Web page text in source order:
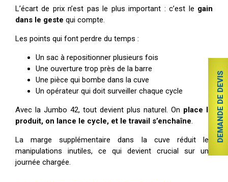
DEMANDE DE DEVIS
L’écart de prix n’est pas le plus important : c’est le gain
dans le geste qui compte.
Les points qui font perdre du temps :
Un sac à repositionner plusieurs fois
Une ouverture trop près de la barre
Une pièce qui bombe dans la cuve
Un opérateur qui doit surveiller chaque cycle
Avec la Jumbo 42, tout devient plus naturel. On place le
produit, on lance le cycle, et le travail s’enchaîne
La marge supplémentaire dans la cuve réduit les
manipulations inutiles, ce qui devient crucial sur une
journée chargée.